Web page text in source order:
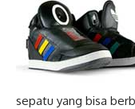
sepatu yang bisa